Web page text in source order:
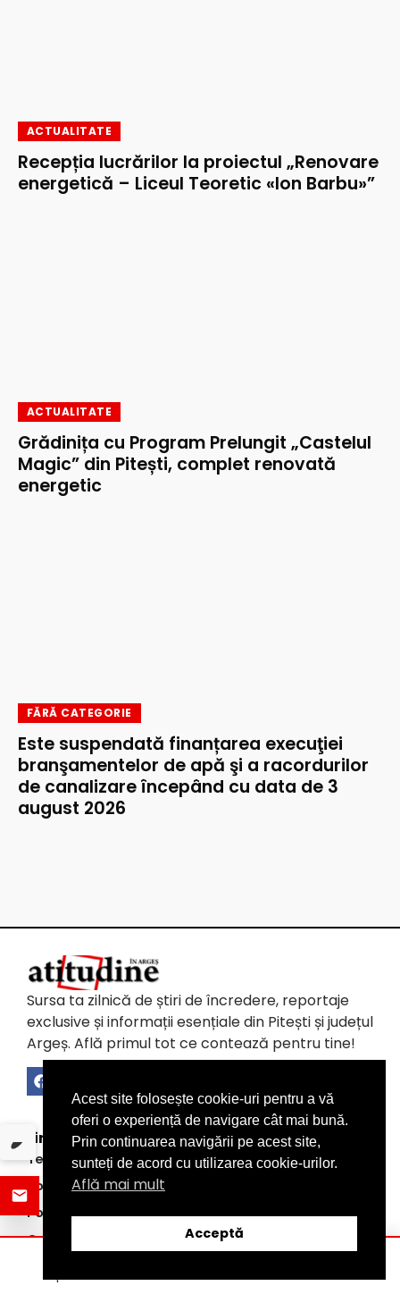
ACTUALITATE
Recepția lucrărilor la proiectul „Renovare
energetică – Liceul Teoretic «Ion Barbu»”
ACTUALITATE
Grădinița cu Program Prelungit „Castelul
Magic” din Pitești, complet renovată
energetic
FĂRĂ CATEGORIE
Este suspendată finanțarea execuţiei
branşamentelor de apă şi a racordurilor
de canalizare începând cu data de 3
august 2026
Sursa ta zilnică de știri de încredere, reportaje
exclusive și informații esențiale din Pitești și județul
Argeș. Află primul tot ce contează pentru tine!
Link-uri utile
Termeni și condiții
Politica de Confidențialitate a Datelor (GDPR)
Politica de Utilizare a Cookie-urilor
Contact
Acest site folosește cookie-uri pentru a vă
oferi o experiență de navigare cât mai bună.
Prin continuarea navigării pe acest site,
sunteți de acord cu utilizarea cookie-urilor.
Află mai mult
Acceptă